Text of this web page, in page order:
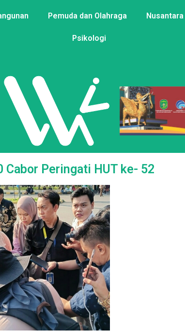
Pemuda dan Olahraga Nusantara
Psikologi
Cabor Peringati HUT ke- 52